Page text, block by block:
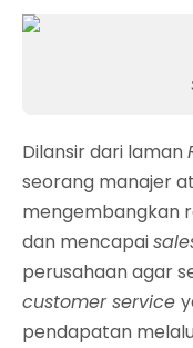
Dilansir dari laman
seorang manajer
mengembangkan
dan mencapai
perusahaan agar
customer service
pendapatan